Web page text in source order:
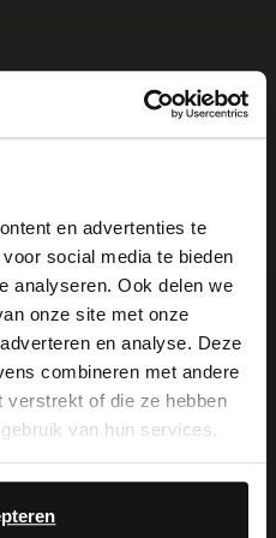
en advertenties te
social media te bieden
analyseren. Ook delen we
onze site met onze
en analyse. Deze
combineren met andere
verstrekt of die ze hebben
van hun services.
Manfield met
cm en witte details
adviseren als
de Collonil
×
in English?
isn't Dutch. Would